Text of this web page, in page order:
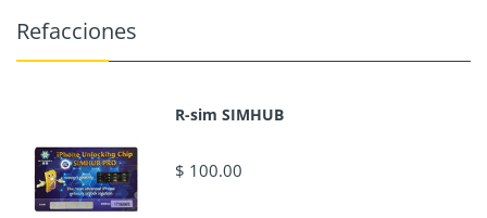
Refacciones
R-sim SIMHUB
$ 100.00